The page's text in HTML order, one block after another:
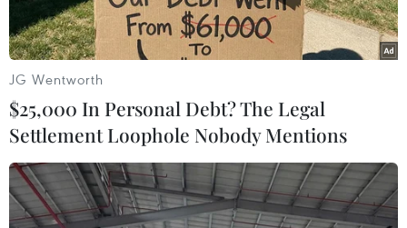
JG Wentworth
$25,000 In Personal Debt? The Legal
Settlement Loophole Nobody Mentions